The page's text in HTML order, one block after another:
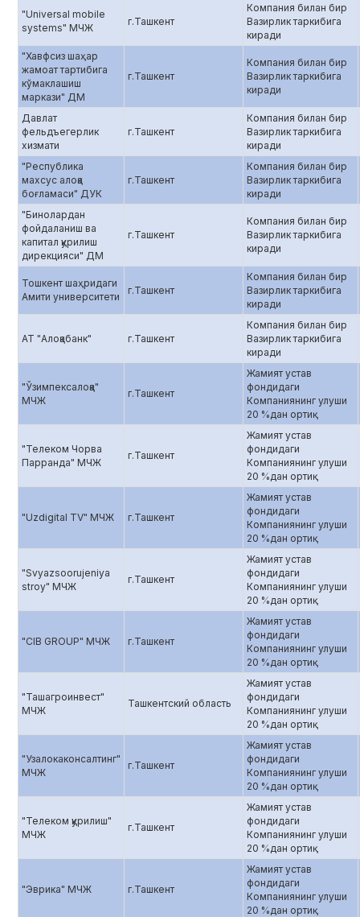
"Universal mobile
systems" МЧЖ
г.Ташкент
Компания билан бир
Вазирлик таркибига
киради
"Хавфсиз шаҳар
жамоат тартибига
кўмаклашиш
маркази" ДМ
г.Ташкент
Компания билан бир
Вазирлик таркибига
киради
Давлат
фельдъегерлик
хизмати
г.Ташкент
Компания билан бир
Вазирлик таркибига
киради
"Республика
махсус алоқа
боғламаси" ДУК
г.Ташкент
Компания билан бир
Вазирлик таркибига
киради
"Бинолардан
фойдаланиш ва
капитал қурилиш
дирекцияси" ДМ
г.Ташкент
Компания билан бир
Вазирлик таркибига
киради
Тошкент шаҳридаги
Амити университети
г.Ташкент
Компания билан бир
Вазирлик таркибига
киради
АТ "Алоқабанк" г.Ташкент
Компания билан бир
Вазирлик таркибига
киради
"Ўзимпексалоқа"
МЧЖ
г.Ташкент
Жамият устав
фондидаги
Компаниянинг улуши
20 %дан ортиқ
"Телеком Чорва
Парранда" МЧЖ
г.Ташкент
Жамият устав
фондидаги
Компаниянинг улуши
20 %дан ортиқ
"Uzdigital TV" МЧЖ г.Ташкент
Жамият устав
фондидаги
Компаниянинг улуши
20 %дан ортиқ
"Svyazsoorujeniya
stroy" МЧЖ
г.Ташкент
Жамият устав
фондидаги
Компаниянинг улуши
20 %дан ортиқ
"CIB GROUP" МЧЖ г.Ташкент
Жамият устав
фондидаги
Компаниянинг улуши
20 %дан ортиқ
"Ташагроинвест"
МЧЖ
Ташкентский область
Жамият устав
фондидаги
Компаниянинг улуши
20 %дан ортиқ
"Узалокаконсалтинг"
МЧЖ
г.Ташкент
Жамият устав
фондидаги
Компаниянинг улуши
20 %дан ортиқ
"Телеком қурилиш"
МЧЖ
г.Ташкент
Жамият устав
фондидаги
Компаниянинг улуши
20 %дан ортиқ
"Эврика" МЧЖ г.Ташкент
Жамият устав
фондидаги
Компаниянинг улуши
20 %дан ортиқ